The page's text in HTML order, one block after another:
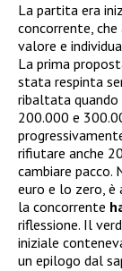
La partita era
concorrente,
valore e
La prima
stata respinta
ribaltata
200.000 e
rifiutare anche
cambiare
euro e lo zero, è
la concorrente
riflessione. Il
iniziale
un epilogo dal